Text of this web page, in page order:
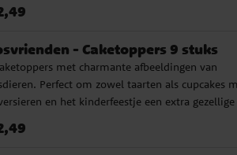
een feestje met bosthema, een doopfeest
een inhoud van 220 ml.
:€ 2,49
- Caketoppers 9 stuks
met charmante afbeeldingen van
Perfect om zowel taarten als cupcakes
en het kinderfeestje een extra gezellige
variëren in hoogte tussen de 4 en 7 cm.
:€ 2,49